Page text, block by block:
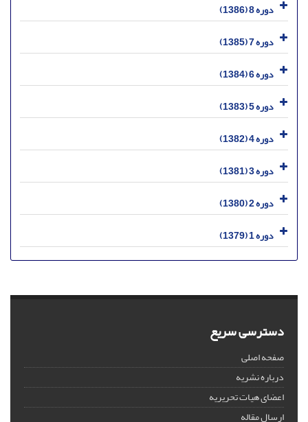
دوره 8 (1386)
دوره 7 (1385)
دوره 6 (1384)
دوره 5 (1383)
دوره 4 (1382)
دوره 3 (1381)
دوره 2 (1380)
دوره 1 (1379)
دسترسی سریع
صفحه اصلی
درباره نشریه
اعضای هیات تحریریه
ارسال مقاله